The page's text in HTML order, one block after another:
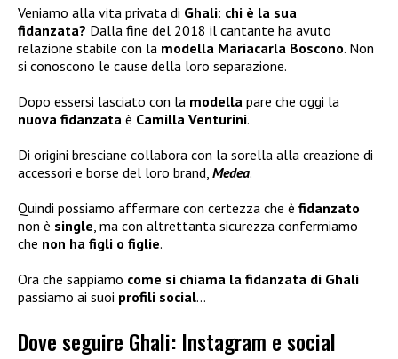
Veniamo alla vita privata di Ghali: chi è la sua
fidanzata? Dalla fine del 2018 il cantante ha avuto
relazione stabile con la modella Mariacarla Boscono. Non
si conoscono le cause della loro separazione.
Dopo essersi lasciato con la modella pare che oggi la
nuova fidanzata è Camilla Venturini.
Di origini bresciane collabora con la sorella alla creazione di
accessori e borse del loro brand, Medea.
Quindi possiamo affermare con certezza che è fidanzato
non è single, ma con altrettanta sicurezza confermiamo
che non ha figli o figlie.
Ora che sappiamo come si chiama la fidanzata di Ghali
passiamo ai suoi profili social…
Dove seguire Ghali: Instagram e social